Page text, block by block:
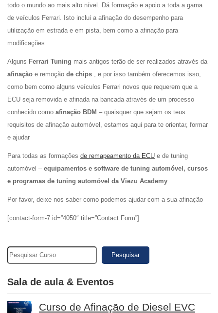
todo o mundo ao mais alto nível. Dá formação e apoio a toda a gama
de veículos Ferrari. Isto inclui a afinação do desempenho para
utilização em estrada e em pista, bem como a afinação para
modificações
Alguns Ferrari Tuning mais antigos terão de ser realizados através da
afinação e remoção de chips , e por isso também oferecemos isso,
como bem como alguns veículos Ferrari novos que requerem que a
ECU seja removida e afinada na bancada através de um processo
conhecido como afinação BDM – quaisquer que sejam os teus
requisitos de afinação automóvel, estamos aqui para te orientar, formar
e ajudar
Para todas as formações de remapeamento da ECU e de tuning
automóvel – equipamentos e software de tuning automóvel, cursos
e programas de tuning automóvel da Viezu Academy
Por favor, deixe-nos saber como podemos ajudar com a sua afinação
[contact-form-7 id=”4050″ title=”Contact Form”]
Pesquisar
Sala de aula & Eventos
Curso de Afinação de Diesel EVC